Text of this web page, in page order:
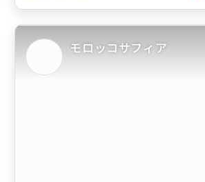
モロッコサフィア